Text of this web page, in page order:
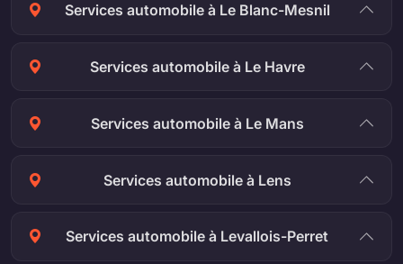
Services automobile à Le Blanc-Mesnil
Services automobile à Le Havre
Services automobile à Le Mans
Services automobile à Lens
Services automobile à Levallois-Perret